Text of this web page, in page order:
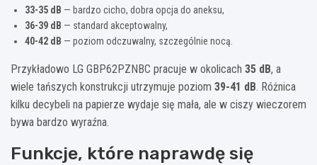
33-35 dB — bardzo cicho, dobra opcja do aneksu,
36-39 dB — standard akceptowalny,
40-42 dB — poziom odczuwalny, szczególnie nocą.
Przykładowo LG GBP62PZNBC pracuje w okolicach 35 dB, a
wiele tańszych konstrukcji utrzymuje poziom 39-41 dB. Różnica
kilku decybeli na papierze wydaje się mała, ale w ciszy wieczorem
bywa bardzo wyraźna.
Funkcje, które naprawdę się